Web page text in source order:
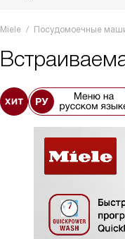
Miele Посудомоечные